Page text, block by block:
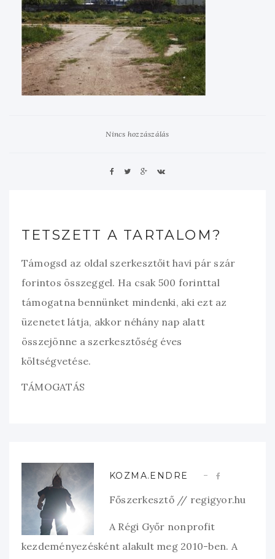
Nincs hozzászálás
TETSZETT A TARTALOM?
Támogsd az oldal szerkesztőit havi pár szár
forintos összeggel. Ha csak 500 forinttal
támogatna bennünket mindenki, aki ezt az
üzenetet látja, akkor néhány nap alatt
összejönne a szerkesztőség éves
költségvetése.
TÁMOGATÁS
KOZMA.ENDRE
Főszerkesztő // regigyor.hu
A Régi Győr nonprofit
kezdeményezésként alakult meg 2010-ben. A